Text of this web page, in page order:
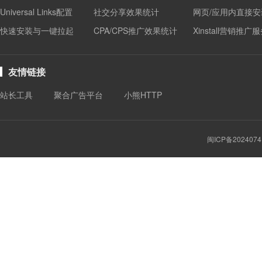
Universal Links配置
快速安装与一键拉起
社交分享效果统计
网页/应用内直接
CPA/CPS推广效果统计
Xinstall营销推广
友情链接
站长工具 聚合广告平台 小熊HTTP
闽ICP备